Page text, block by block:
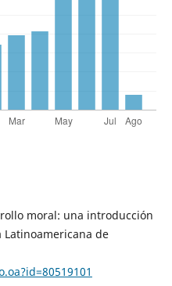
moral: una introducción
Latinoamericana de